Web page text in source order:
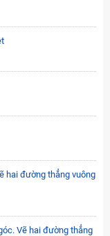
hai đường thẳng vuông
Vẽ hai đường thẳng